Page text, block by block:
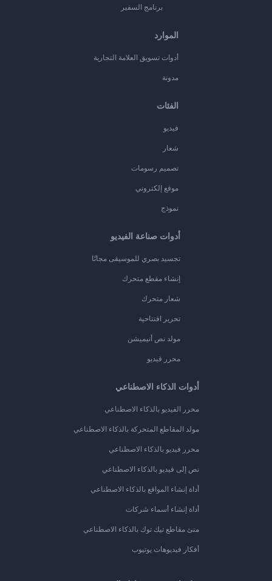
برنامج السفير
الموارد
أدوات تسويق العلامة التجارية
مدونة
الفئات
فيديو
شعار
تصميم رسومات
موقع إلكتروني
نموذج
أدوات صناعة الفيديو
تجسيد بصري للموسيقى مجانًا
إنشاء مقطع متحرك
شعار متحرك
تحرير افتتاحية
مولد نص أنيميشن
محرر فيديو
أدوات الذكاء الاصطناعي
محرر الفيديو بالذكاء الاصطناعي
مولد المقاطع المتحركة بالذكاء الاصطناعي
محرر فيديو بالذكاء الاصطناعي
نص إلى فيديو بالذكاء الاصطناعي
أداة إنشاء المواقع بالذكاء الاصطناعي
أداة إنشاء أسماء شركات
منئ مقاطع تيك توك بالذكاء الاصطناعي
أفكار فيديوهات يوتيوب